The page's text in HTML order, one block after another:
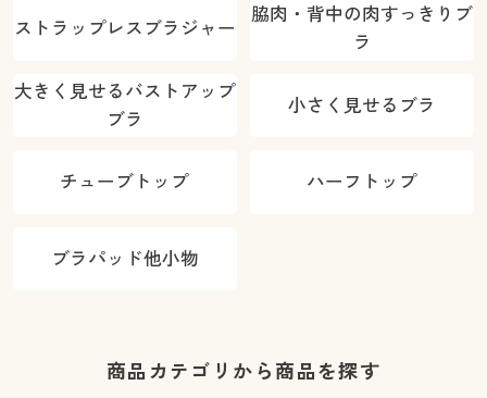
ストラップレスブラジャー
脇肉・背中の肉すっきりブ
ラ
大きく見せるバストアップ
ブラ
小さく見せるブラ
チューブトップ ハーフトップ
ブラパッド他小物
商品カテゴリから商品を探す